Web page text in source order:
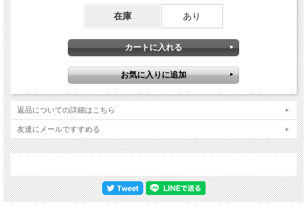
在庫 あり
返品についての詳細はこちら
友達にメールですすめる